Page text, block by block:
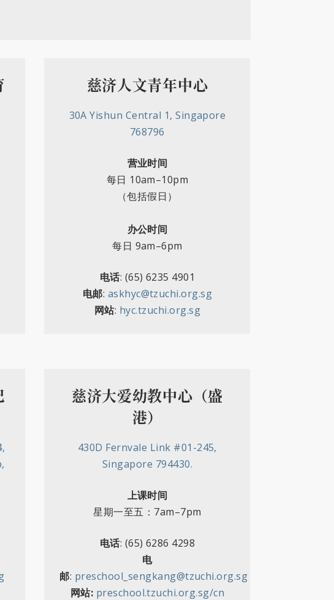
慈济人文青年中心
30A Yishun Central 1, Singapore
768796
营业时间
每日 10am–10pm
（包括假日）
办公时间
每日 9am–6pm
电话: (65) 6235 4901
电邮: askhyc@tzuchi.org.sg
网站: hyc.tzuchi.org.sg
慈济大爱幼教中心（盛
港）
430D Fernvale Link #01-245,
Singapore 794430.
上课时间
星期一至五：7am–7pm
电话: (65) 6286 4298
电
邮: preschool_sengkang@tzuchi.org.sg
网站: preschool.tzuchi.org.sg/cn